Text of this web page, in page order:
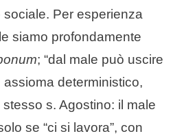
Per esperienza
siamo profondamente
; “dal male può uscire
assioma deterministico,
s. Agostino: il male
se “ci si lavora”, con